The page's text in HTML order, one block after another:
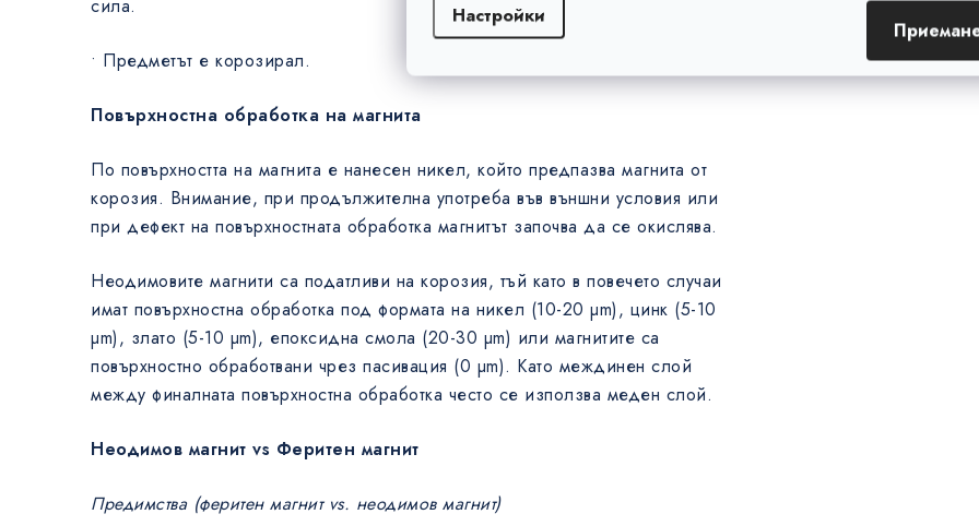
Настройки
сила.
• Предметът е корозирал.
Повърхностна обработка на магнита
По повърхността на магнита е нанесен никел, който предпазва магнита от
корозия. Внимание, при продължителна употреба във външни условия или
при дефект на повърхностната обработка магнитът започва да се окислява.
Неодимовите магнити са податливи на корозия, тъй като в повечето случаи
имат повърхностна обработка под формата на никел (10-20 µm), цинк (5-10
µm), злато (5-10 µm), епоксидна смола (20-30 µm) или магнитите са
повърхностно обработвани чрез пасивация (0 µm). Като междинен слой
между финалната повърхностна обработка често се използва меден слой.
Неодимов магнит vs Феритен магнит
Предимства (феритен магнит vs. неодимов магнит)